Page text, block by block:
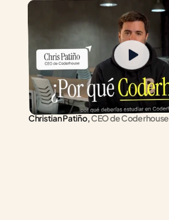
Christian Patiño, CEO de Coderhouse